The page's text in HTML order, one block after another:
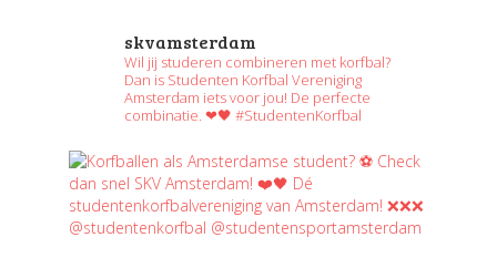
skvamsterdam
Wil jij studeren combineren met korfbal?
Dan is Studenten Korfbal Vereniging
Amsterdam iets voor jou! De perfecte
combinatie. ❤🖤 #StudentenKorfbal